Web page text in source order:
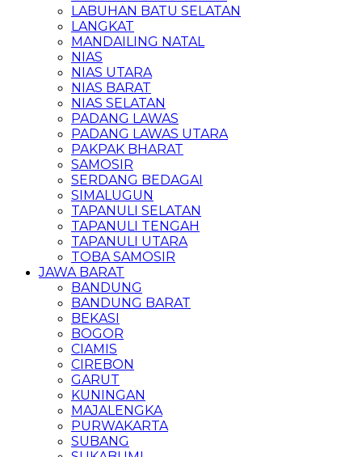
LABUHAN BATU SELATAN
LANGKAT
MANDAILING NATAL
NIAS
NIAS UTARA
NIAS BARAT
NIAS SELATAN
PADANG LAWAS
PADANG LAWAS UTARA
PAKPAK BHARAT
SAMOSIR
SERDANG BEDAGAI
SIMALUGUN
TAPANULI SELATAN
TAPANULI TENGAH
TAPANULI UTARA
TOBA SAMOSIR
JAWA BARAT
BANDUNG
BANDUNG BARAT
BEKASI
BOGOR
CIAMIS
CIREBON
GARUT
KUNINGAN
MAJALENGKA
PURWAKARTA
SUBANG